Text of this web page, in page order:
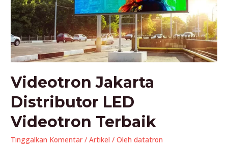
Flat
Panel
Murah
Videotron Jakarta
Distributor LED
Videotron Terbaik
Tinggalkan Komentar /Artikel / Olehdatatron